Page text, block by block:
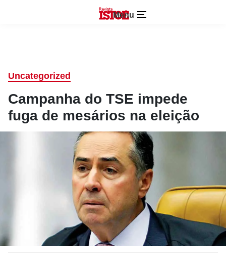
Menu
Uncategorized
Campanha do TSE impede
fuga de mesários na eleição